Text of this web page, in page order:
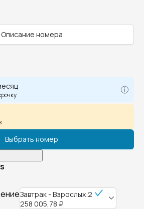
Описание номера
Выбрать номер
Завтрак - Взрослых:2
258 005,78 ₽